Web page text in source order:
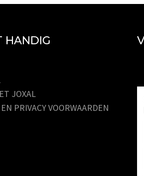
HANDIG
JOXAL
PRIVACY VOORWAARDEN